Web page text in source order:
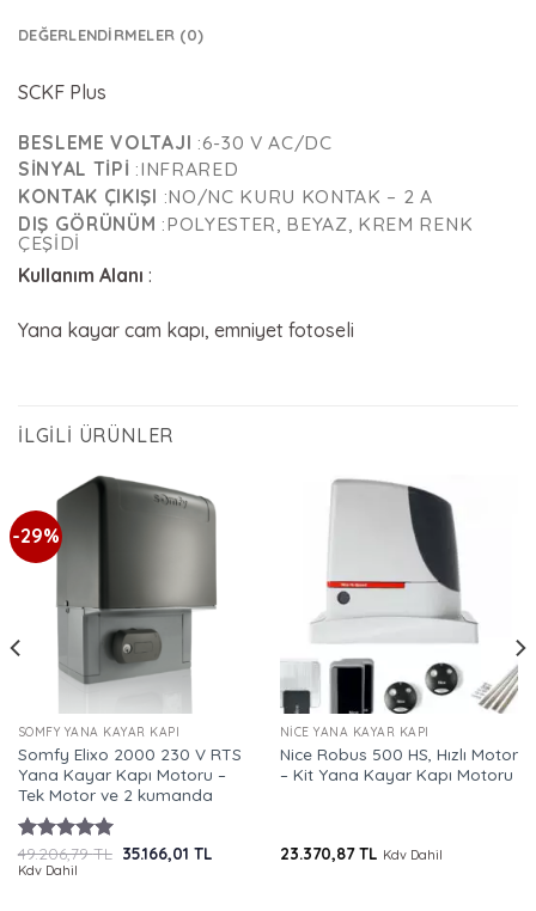
DEĞERLENDIRMELER (0)
SCKF Plus
BESLEME VOLTAJI :6-30 V AC/DC
SINYAL TIPI :INFRARED
KONTAK ÇIKIŞI :NO/NC KURU KONTAK – 2 A
DIŞ GÖRÜNÜM :POLYESTER, BEYAZ, KREM RENK
ÇEŞIDI
Kullanım Alanı :
Yana kayar cam kapı, emniyet fotoseli
İLGILI ÜRÜNLER
-29%
SOMFY YANA KAYAR KAPI
Somfy Elixo 2000 230 V RTS
Yana Kayar Kapı Motoru –
Tek Motor ve 2 kumanda
5 üzerinden
5.00oy
49.206,79TL Orijinal
35.166,01 TL
Kdv Dahil
NICE YANA KAYAR KAPI
Nice Robus 500 HS, Hızlı Motor
– Kit Yana Kayar Kapı Motoru
23.370,87TL Kdv Dahil